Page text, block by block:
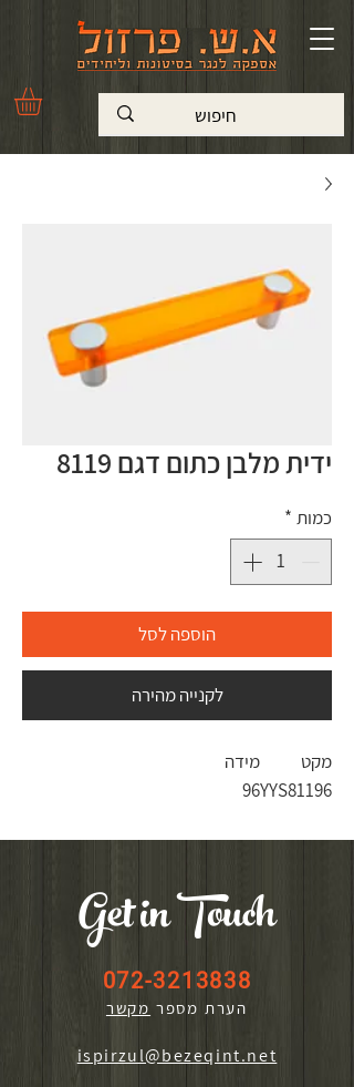
ידית מלבן כתום דגם 8119
כמות *
הוספה לסל
לקנייה מהירה
מקט
מידה
YYS81196
96
Get in Touch
072-3213838
הערת מספר מקשר
ispirzul@bezeqint.net